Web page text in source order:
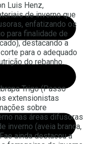
Luis Henz,
de inverno que
enfatizando os
para finalidade de
destacando a
para o adequado
do rebanho.
Trigo (Passo
extensionistas
sobre
nas áreas difusoras
inverno (aveia branca,
ainda destacou a